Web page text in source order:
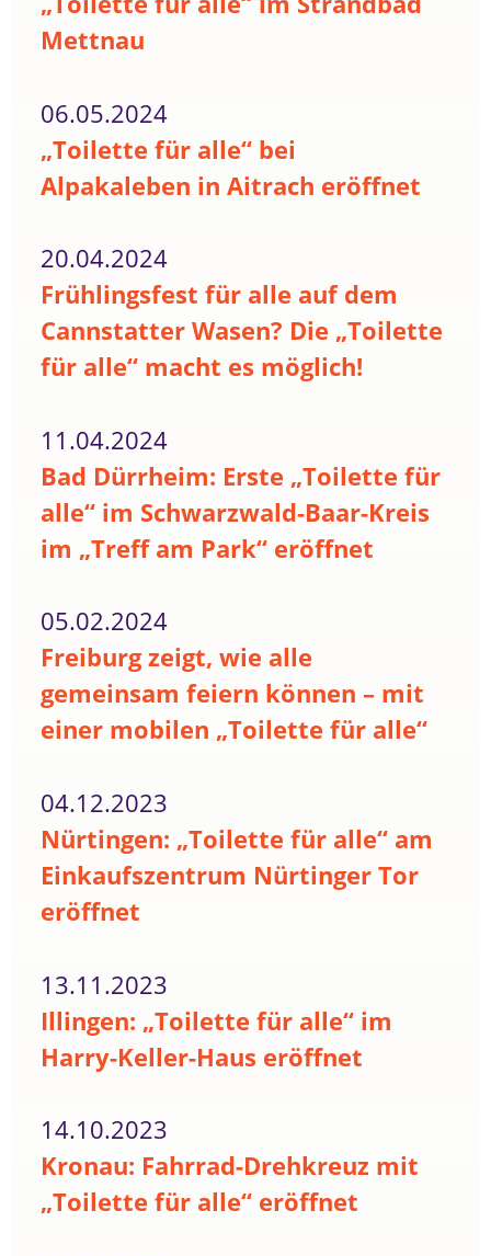
Mettnau
06.05.2024
„Toilette für alle“ bei
Alpakaleben in Aitrach eröffnet
20.04.2024
Frühlingsfest für alle auf dem
Cannstatter Wasen? Die „Toilette
für alle“ macht es möglich!
11.04.2024
Bad Dürrheim: Erste „Toilette für
alle“ im Schwarzwald-Baar-Kreis
im „Treff am Park“ eröffnet
05.02.2024
Freiburg zeigt, wie alle
gemeinsam feiern können – mit
einer mobilen „Toilette für alle“
04.12.2023
Nürtingen: „Toilette für alle“ am
Einkaufszentrum Nürtinger Tor
eröffnet
13.11.2023
Illingen: „Toilette für alle“ im
Harry-Keller-Haus eröffnet
14.10.2023
Kronau: Fahrrad-Drehkreuz mit
„Toilette für alle“ eröffnet